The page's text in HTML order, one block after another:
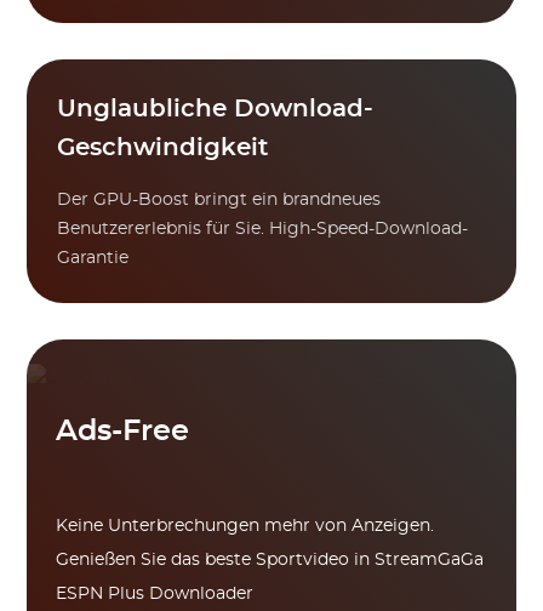
Unglaubliche Download-
Geschwindigkeit
Der GPU-Boost bringt ein brandneues
Benutzererlebnis für Sie. High-Speed-Download-
Garantie
Ads-Free
Keine Unterbrechungen mehr von Anzeigen.
Genießen Sie das beste Sportvideo in StreamGaGa
ESPN Plus Downloader